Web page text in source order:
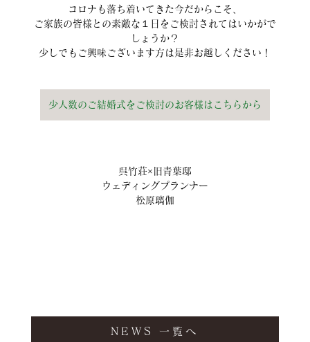
コロナも落ち着いてきた今だからこそ、
ご家族の皆様との素敵な１日をご検討されてはいかがで
しょうか？
少しでもご興味ございます方は是非お越しください！
少人数のご結婚式をご検討のお客様はこちらから
呉竹荘×旧青葉邸
ウェディングプランナー
松原璃伽
NEWS 一覧へ